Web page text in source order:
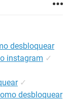
desbloquear
instagram ✓
✓
desbloquear